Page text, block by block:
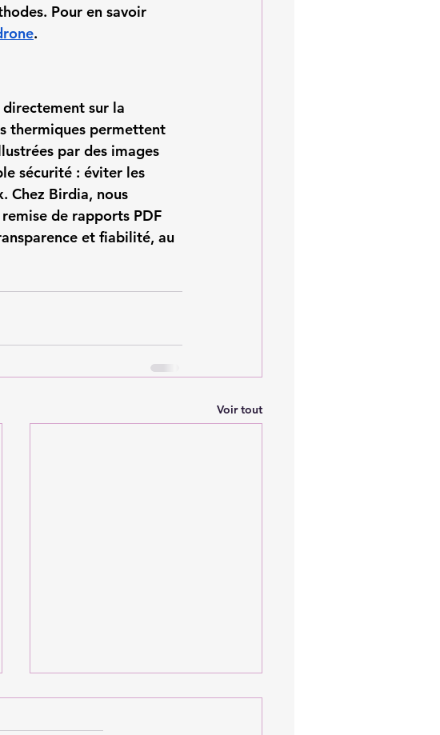
Pour en savoir
.
sur la
thermiques permettent
par des images
sécurité : éviter les
Chez Birdia, nous
de rapports PDF
et fiabilité, au
Voir tout